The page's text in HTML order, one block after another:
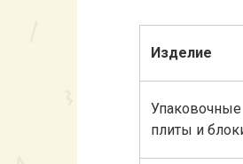
Изделие
Упаковочные
плиты и